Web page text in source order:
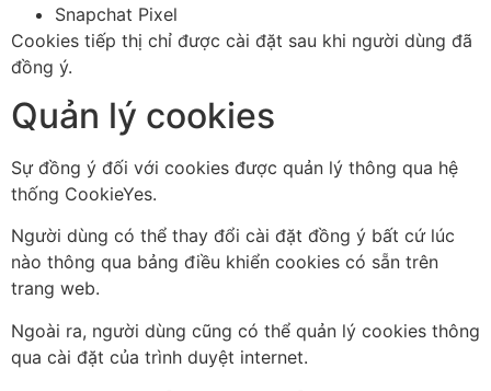
Snapchat Pixel
Cookies tiếp thị chỉ được cài đặt sau khi người dùng đã
đồng ý.
Quản lý cookies
Sự đồng ý đối với cookies được quản lý thông qua hệ
thống CookieYes.
Người dùng có thể thay đổi cài đặt đồng ý bất cứ lúc
nào thông qua bảng điều khiển cookies có sẵn trên
trang web.
Ngoài ra, người dùng cũng có thể quản lý cookies thông
qua cài đặt của trình duyệt internet.